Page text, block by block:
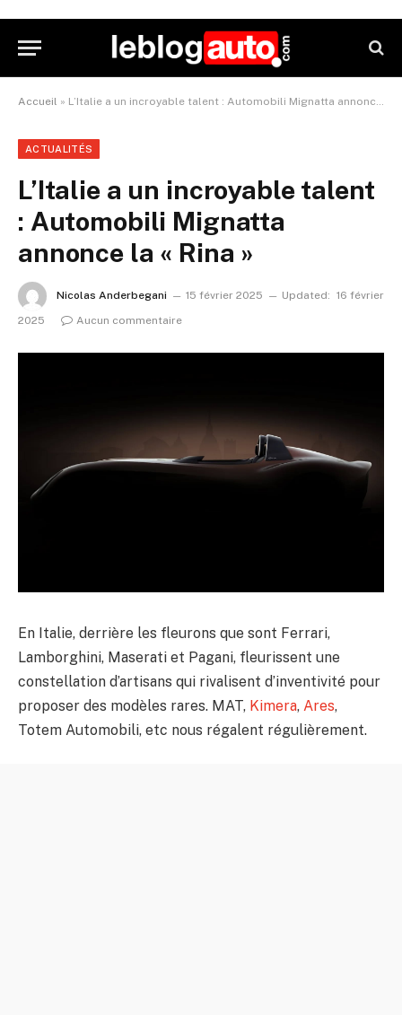
Accueil » L’Italie a un incroyable talent : Automobili Mignatta annonce la « Rina »
ACTUALITÉS
L’Italie a un incroyable talent
: Automobili Mignatta
annonce la « Rina »
Nicolas Anderbegani 15 février 2025 Updated: 16 février
2025
Aucun commentaire
En Italie, derrière les fleurons que sont Ferrari,
Lamborghini, Maserati et Pagani, fleurissent une
constellation d’artisans qui rivalisent d’inventivité pour
proposer des modèles rares. MAT, Kimera, Ares,
Totem Automobili, etc nous régalent régulièrement.